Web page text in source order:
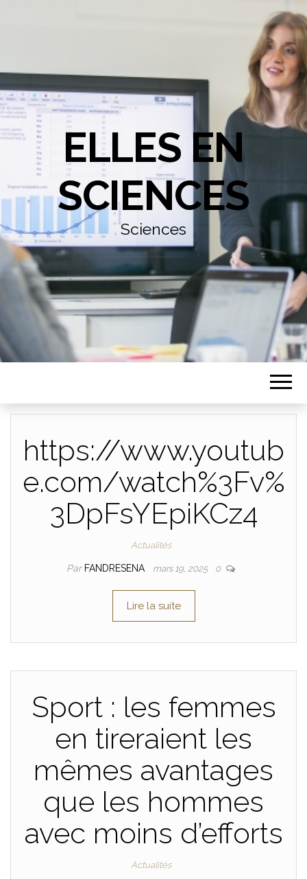
ELLES EN
SCIENCES
Sciences
https://www.youtub
e.com/watch%3Fv%
3DpFsYEpiKCz4
Actualités
Par FANDRESENA mars 19, 2025 0
Lire la suite
Sport : les femmes
en tireraient les
mêmes avantages
que les hommes
avec moins d’efforts
Actualités